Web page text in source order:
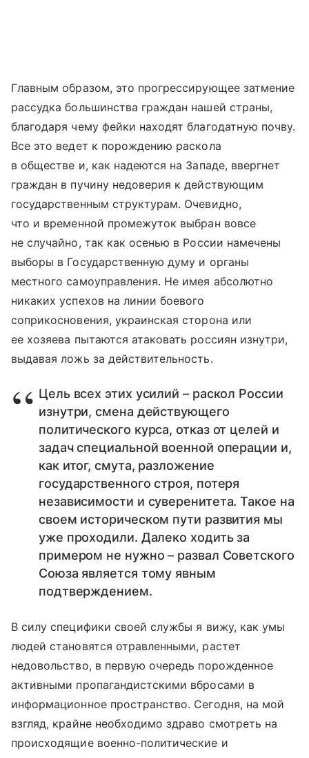
Главным образом, это прогрессирующее затмение
рассудка большинства граждан нашей страны,
благодаря чему фейки находят благодатную почву.
Все это ведет к порождению раскола
в обществе и, как надеются на Западе, ввергнет
граждан в пучину недоверия к действующим
государственным структурам. Очевидно,
что и временной промежуток выбран вовсе
не случайно, так как осенью в России намечены
выборы в Государственную думу и органы
местного самоуправления. Не имея абсолютно
никаких успехов на линии боевого
соприкосновения, украинская сторона или
ее хозяева пытаются атаковать россиян изнутри,
выдавая ложь за действительность.
Цель всех этих усилий – раскол России
изнутри, смена действующего
политического курса, отказ от целей и
задач специальной военной операции и,
как итог, смута, разложение
государственного строя, потеря
независимости и суверенитета. Такое на
своем историческом пути развития мы
уже проходили. Далеко ходить за
примером не нужно – развал Советского
Союза является тому явным
подтверждением.
В силу специфики своей службы я вижу, как умы
людей становятся отравленными, растет
недовольство, в первую очередь порожденное
активными пропагандистскими вбросами в
информационное пространство. Сегодня, на мой
взгляд, крайне необходимо здраво смотреть на
происходящие военно-политические и